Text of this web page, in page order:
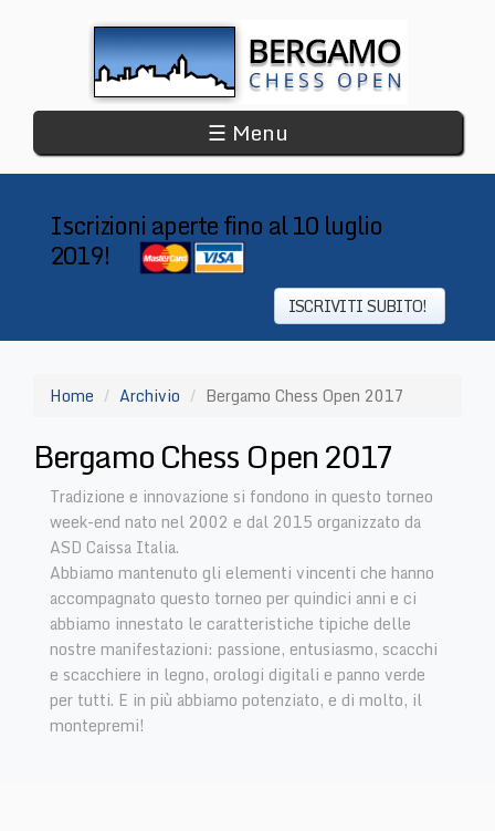
☰ Menu
Iscrizioni aperte fino al 10 luglio
2019!
ISCRIVITI SUBITO!
Home Archivio Bergamo Chess Open 2017
Bergamo Chess Open 2017
Tradizione e innovazione si fondono in questo torneo
week-end nato nel 2002 e dal 2015 organizzato da
ASD Caissa Italia.
Abbiamo mantenuto gli elementi vincenti che hanno
accompagnato questo torneo per quindici anni e ci
abbiamo innestato le caratteristiche tipiche delle
nostre manifestazioni: passione, entusiasmo, scacchi
e scacchiere in legno, orologi digitali e panno verde
per tutti. E in più abbiamo potenziato, e di molto, il
montepremi!